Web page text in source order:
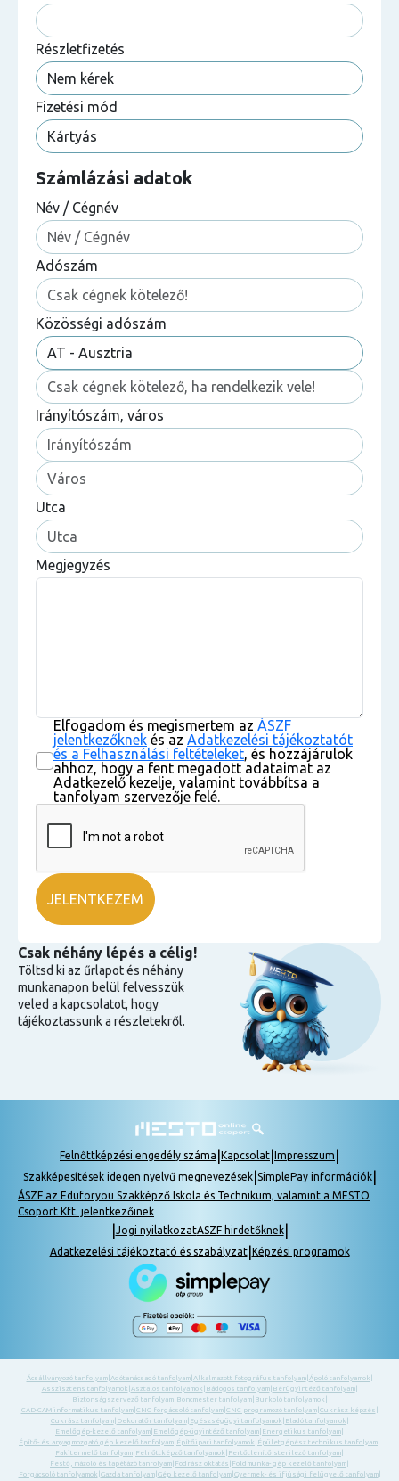
Részletfizetés
Fizetési mód
Számlázási adatok
Név / Cégnév
Adószám
Közösségi adószám
Irányítószám, város
Utca
Megjegyzés
Elfogadom és megismertem az ÁSZF
jelentkezőknek és az Adatkezelési tájékoztatót
és a Felhasználási feltételeket, és hozzájárulok
ahhoz, hogy a fent megadott adataimat az
Adatkezelő kezelje, valamint továbbítsa a
tanfolyam szervezője felé.
Csak néhány lépés a célig!
Töltsd ki az űrlapot és néhány
munkanapon belül felvesszük
veled a kapcsolatot, hogy
tájékoztassunk a részletekről.
Felnőttképzési engedély száma Kapcsolat Impresszum
Szakképesítések idegen nyelvű megnevezések| SimplePay információk|
ÁSZF az Eduforyou Szakképző Iskola és Technikum, valamint a MESTO
Csoport Kft. jelentkezőinek
Jogi nyilatkozatASZF hirdetőknek|
Adatkezelési tájékoztató és szabályzat| Képzési programok
Ácsállványozó tanfolyam| Adótanácsadó tanfolyam| Alkalmazott fotográfus tanfolyam| Ápoló tanfolyamok
Asszisztens tanfolyamok Asztalos tanfolyamok Bádogos tanfolyam| Bérügyintéző tanfolyam|
Biztonságszervező tanfolyam| Boncmester tanfolyam| Burkoló tanfolyamok
CAD-CAM informatikus tanfolyam| CNC forgácsoló tanfolyam| CNC programozó tanfolyam| Cukrász képzés
Cukrász tanfolyam| Dekoratőr tanfolyam| Egészségügyi tanfolyamok Eladó tanfolyamok
Emelőgép-kezelő tanfolyam Emelőgép-ügyintéző tanfolyam Energetikus tanfolyam
Építő- és anyagmozgató gép kezelő tanfolyam Építőipari tanfolyamok Épületgépész technikus tanfolyam
Fakitermelő tanfolyam Felnőttképző tanfolyamok Fertőtlenítő sterilező tanfolyam
Festő, mázoló és tapétázó tanfolyam Fodrász oktatás Földmunka- gép kezelő tanfolyam
Forgácsoló tanfolyamok Gazda tanfolyam| Gép kezelő tanfolyam| Gyermek- és ifjúsági felügyelő tanfolyam|